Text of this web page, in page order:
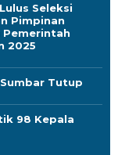
Seleksi
Pimpinan
2025
Tutup
98 Kepala